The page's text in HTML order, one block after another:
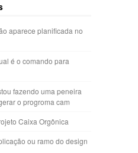
aparece planificada no
é o comando para
fazendo uma peneira
o progroma cam
Caixa Orgônica
ou ramo do design